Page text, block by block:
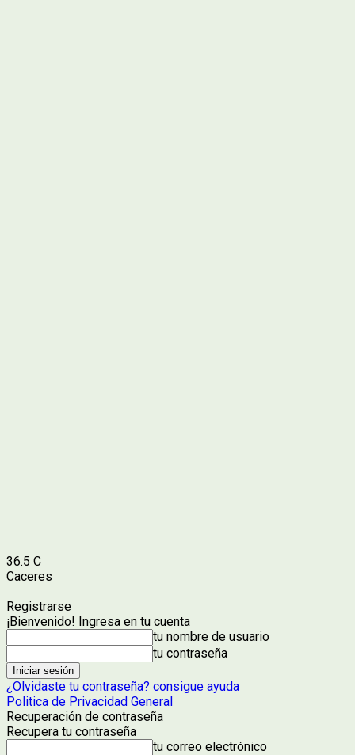
36.5 C
Caceres
Registrarse
¡Bienvenido! Ingresa en tu cuenta
tu nombre de usuario
tu contraseña
¿Olvidaste tu contraseña? consigue ayuda
Politica de Privacidad General
Recuperación de contraseña
Recupera tu contraseña
tu correo electrónico